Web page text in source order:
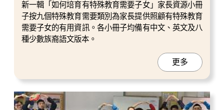
新一輯「如何培育有特殊教育需要子女」家長資源小冊
子按九個特殊教育需要類別為家長提供照顧有特殊教育
需要子女的有用資訊。各小冊子均備有中文、英文及八
種少數族裔語文版本。
更多